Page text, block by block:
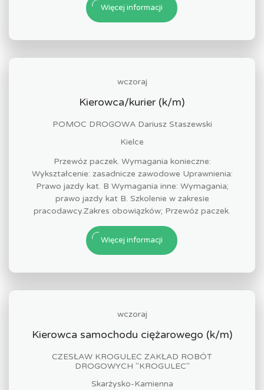
Więcej informacji
wczoraj
Kierowca/kurier (k/m)
POMOC DROGOWA Dariusz Staszewski
Kielce
Przewóz paczek. Wymagania konieczne:
Wykształcenie: zasadnicze zawodowe Uprawnienia:
Prawo jazdy kat. B Wymagania inne: Wymagania;
prawo jazdy kat B. Szkolenie w zakresie
pracodawcy.Zakres obowiązków; Przewóz paczek.
Więcej informacji
wczoraj
Kierowca samochodu ciężarowego (k/m)
CZESŁAW KROGULEC ZAKŁAD ROBÓT
DROGOWYCH "KROGULEC"
Skarżysko-Kamienna